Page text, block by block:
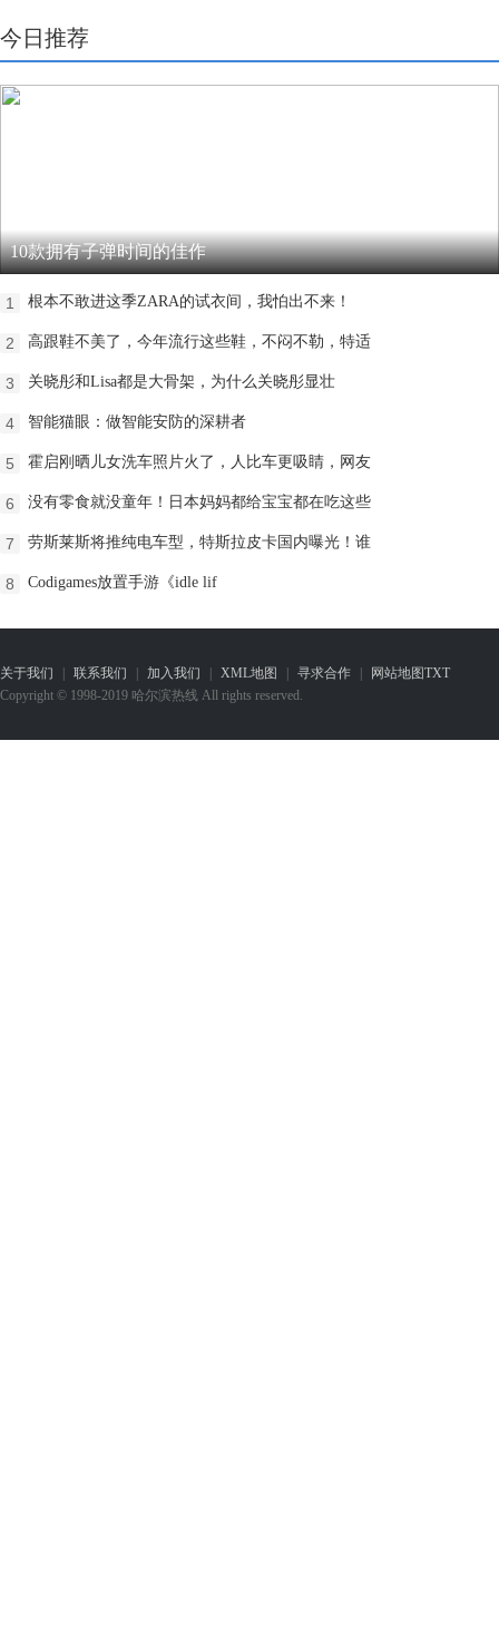
今日推荐
10款拥有子弹时间的佳作
1 根本不敢进这季ZARA的试衣间，我怕出不来！
2 高跟鞋不美了，今年流行这些鞋，不闷不勒，特适
3 关晓彤和Lisa都是大骨架，为什么关晓彤显壮
4 智能猫眼：做智能安防的深耕者
5 霍启刚晒儿女洗车照片火了，人比车更吸睛，网友
6 没有零食就没童年！日本妈妈都给宝宝都在吃这些
7 劳斯莱斯将推纯电车型，特斯拉皮卡国内曝光！谁
8 Codigames放置手游《idle lif
关于我们 | 联系我们 | 加入我们 | XML地图 | 寻求合作 | 网站地图TXT
Copyright © 1998-2019 哈尔滨热线 All rights reserved.